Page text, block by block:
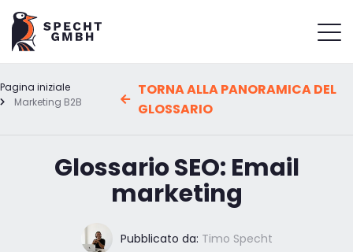
Pagina iniziale
Marketing B2B
TORNA ALLA PANORAMICA DEL
GLOSSARIO
Glossario SEO: Email
marketing
Pubblicato da: Timo Specht